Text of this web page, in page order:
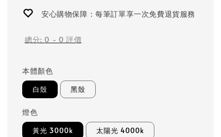
安心購物保障：每筆訂單享一次免費退貨服務
總分: 0 - 0 評價
本體顏色
白殼 黑殼
燈色
黃光 3000k 太陽光 4000k